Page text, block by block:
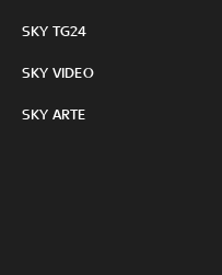
SKY TG24
SKY VIDEO
SKY ARTE